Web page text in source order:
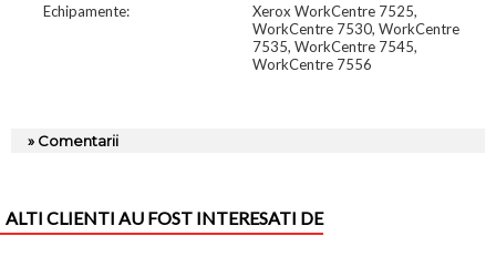
Echipamente:
Xerox WorkCentre 7525,
WorkCentre 7530, WorkCentre
7535, WorkCentre 7545,
WorkCentre 7556
» Comentarii
ALTI CLIENTI AU FOST INTERESATI DE